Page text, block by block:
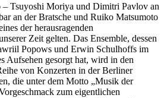
Tsuyoshi Moriya und Dimitri Pavlov an
an der Bratsche und Ruiko Matsumoto
der herausragenden
Zeit gelten. Das Ensemble, dessen
Popows und Erwin Schulhoffs im
Aufsehen gesorgt hat, wird in den
von Konzerten in der Berliner
die unter dem Motto „Musik der
zum eigentlichen